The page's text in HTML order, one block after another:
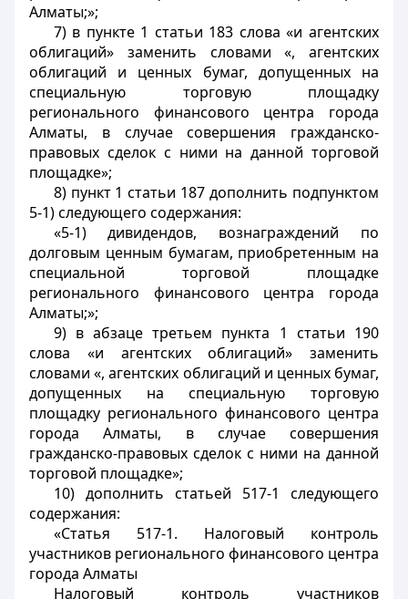
Алматы;»;
7) в пункте 1 статьи 183 слова «и агентских
облигаций» заменить словами «, агентских
облигаций и ценных бумаг, допущенных на
специальную торговую площадку
регионального финансового центра города
Алматы, в случае совершения гражданско-
правовых сделок с ними на данной торговой
площадке»;
8) пункт 1 статьи 187 дополнить подпунктом
5-1) следующего содержания:
«5-1) дивидендов, вознаграждений по
долговым ценным бумагам, приобретенным на
специальной торговой площадке
регионального финансового центра города
Алматы;»;
9) в абзаце третьем пункта 1 статьи 190
слова «и агентских облигаций» заменить
словами «, агентских облигаций и ценных бумаг,
допущенных на специальную торговую
площадку регионального финансового центра
города Алматы, в случае совершения
гражданско-правовых сделок с ними на данной
торговой площадке»;
10) дополнить статьей 517-1 следующего
содержания:
«Статья 517-1. Налоговый контроль
участников регионального финансового центра
города Алматы
Налоговый контроль участников